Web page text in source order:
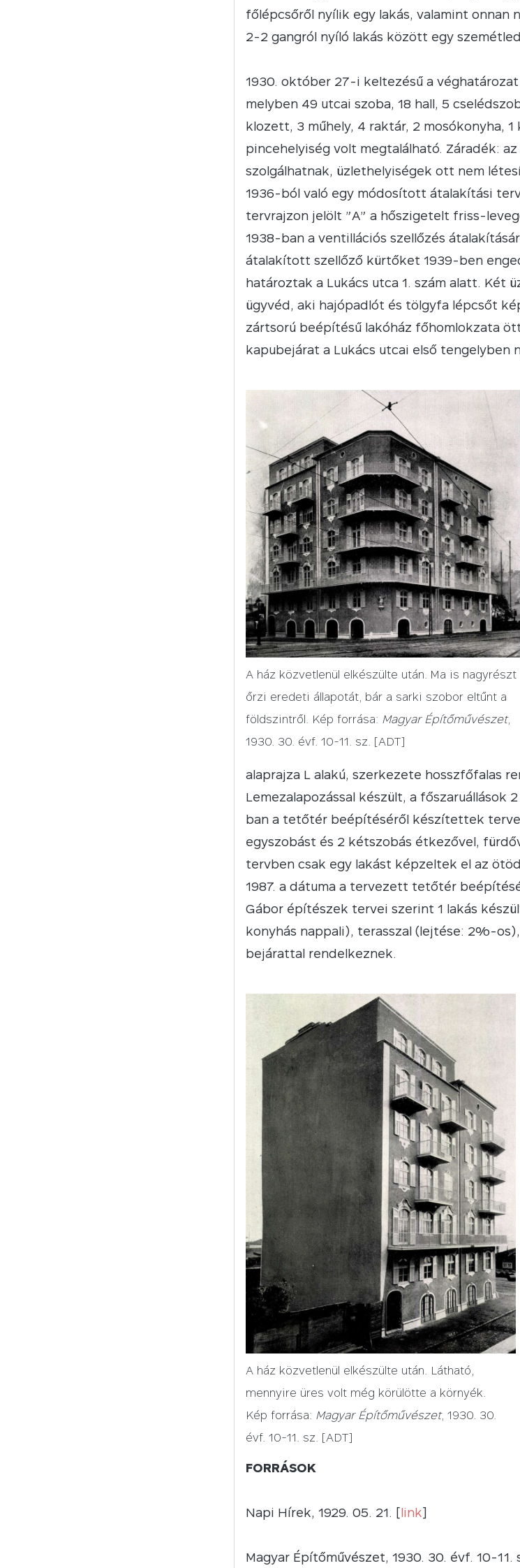
főlépcsőről nyílik egy lakás, valamint onnan
2-2 gangról nyíló lakás között egy
1930. október 27-i keltezésű a
melyben 49 utcai szoba, 18 hall, 5
klozett, 3 műhely, 4 raktár, 2 mosókonyha,
pincehelyiség volt megtalálható. Záradék:
szolgálhatnak, üzlethelyiségek ott nem
1936-ból való egy módosított átalakítási
tervrajzon jelölt ”A” a hőszigetelt friss-
1938-ban a ventillációs szellőzés
átalakított szellőző kürtőket 1939-ben
határoztak a Lukács utca 1. szám alatt. Két
ügyvéd, aki hajópadlót és tölgyfa lépcsőt
zártsorú beépítésű lakóház főhomlokzata
kapubejárat a Lukács utcai első tengelyben
A ház közvetlenül elkészülte után. Ma is nagyrészt
őrzi eredeti állapotát, bár a sarki szobor eltűnt a
földszintről. Kép forrása: Magyar Építőművészet,
1930. 30. évf. 10-11. sz. [ADT]
alaprajza L alakú, szerkezete hosszfőfalas
Lemezalapozással készült, a
ban a tetőtér beépítéséről készítettek
egyszobást és 2 kétszobás étkezővel,
tervben csak egy lakást képzeltek el az
1987. a dátuma a tervezett tetőtér
Gábor építészek tervei szerint 1 lakás
konyhás nappali), terasszal (lejtése: 2%-
bejárattal rendelkeznek.
A ház közvetlenül elkészülte után. Látható,
mennyire üres volt még körülötte a környék.
Kép forrása: Magyar Építőművészet, 1930. 30.
évf. 10-11. sz. [ADT]
FORRÁSOK
Napi Hírek, 1929. 05. 21. [link]
Magyar Építőművészet, 1930. 30. évf. 10-11.